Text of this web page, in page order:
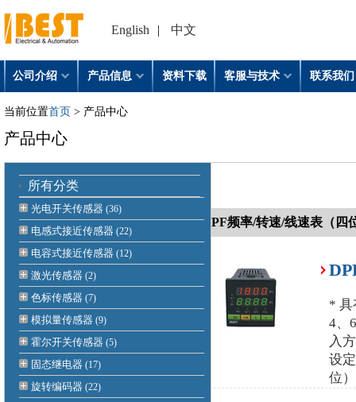
English | 中文
公司介绍 产品信息 资料下载 客服与技术 联系我们
当前位置首页 > 产品中心
产品中心
所有分类
光电开关传感器 (36)
电感式接近传感器 (22)
电容式接近传感器 (12)
激光传感器 (2)
色标传感器 (7)
模拟量传感器 (9)
霍尔开关传感器 (5)
固态继电器 (17)
旋转编码器 (22)
DPF频率/转速/线速表（四
* 具
4、
入
设
位